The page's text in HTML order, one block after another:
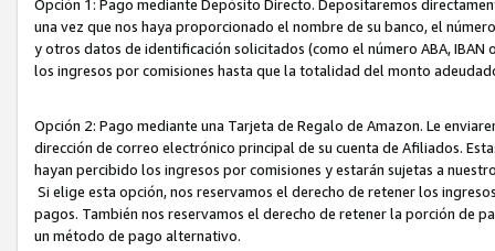
Opción 1: Pago mediante Depósito Directo. Depositaremos
una vez que nos haya proporcionado el nombre de su banco, el
y otros datos de identificación solicitados (como el número ABA,
los ingresos por comisiones hasta que la totalidad del monto
Opción 2: Pago mediante una Tarjeta de Regalo de Amazon. Le
dirección de correo electrónico principal de su cuenta de Afiliados.
hayan percibido los ingresos por comisiones y estarán sujetas a
Si elige esta opción, nos reservamos el derecho de retener los
pagos. También nos reservamos el derecho de retener la porción de
un método de pago alternativo.